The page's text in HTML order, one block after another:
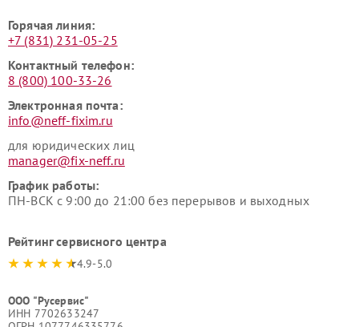
Горячая линия:
+7 (831) 231-05-25
Контактный телефон:
8 (800) 100-33-26
Электронная почта:
info@neff-fixim.ru
для юридических лиц
manager@fix-neff.ru
График работы:
ПН-ВСК с 9:00 до 21:00 без перерывов и выходных
Рейтинг сервисного центра
4.9-5.0
ООО "Русервис"
ИНН 7702633247